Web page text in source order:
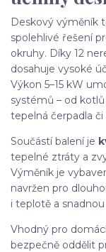
Deskový výměník
spolehlivé řešení
okruhy. Díky 12
dosahuje vysoké
Výkon 5–15 kW
systémů – od
tepelná čerpadla
Součástí balení je
tepelné ztráty a
Výměník je
navržen pro
i teplotě a snadnou
Vhodný pro
bezpečně oddělit